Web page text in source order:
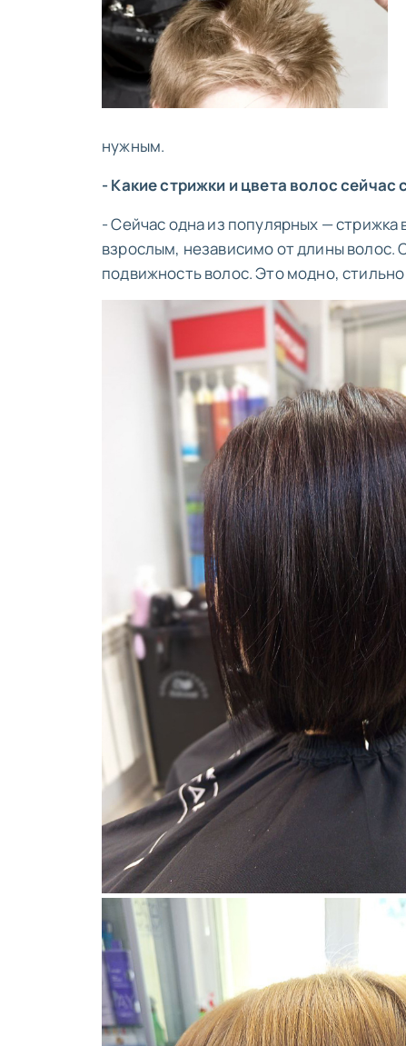
нужным.
- Какие стрижки и цвета волос
- Сейчас одна из популярных —
взрослым, независимо от длины
подвижность волос. Это модно,